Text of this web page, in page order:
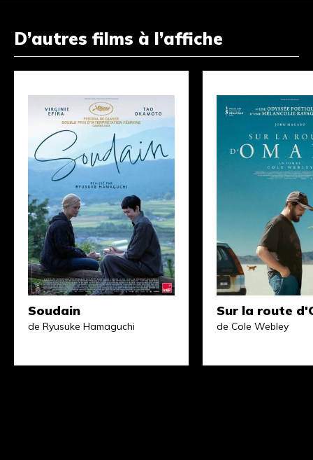
D’autres films à l’affiche
Soudain
de Ryusuke Hamaguchi
Sur la route
de Cole Webley